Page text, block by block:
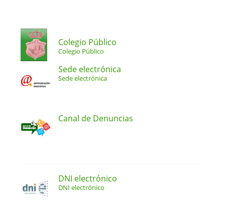
Colegio Público
Colegio Público
Sede electrónica
Sede electrónica
Canal de Denuncias
DNI electrónico
DNI electrónico